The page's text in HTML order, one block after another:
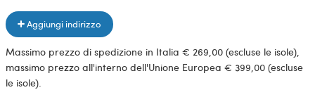
Aggiungi indirizzo
Massimo prezzo di spedizione in Italia € 269,00 (escluse le isole),
massimo prezzo all'interno dell'Unione Europea € 399,00 (escluse
le isole).